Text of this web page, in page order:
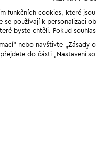
funkčních cookies, které
používají k personalizaci
byste chtěli. Pokud
nebo navštivte
do části „Nastavení